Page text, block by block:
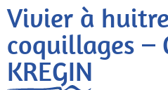
Vivier à
coquillages –
KREGIN